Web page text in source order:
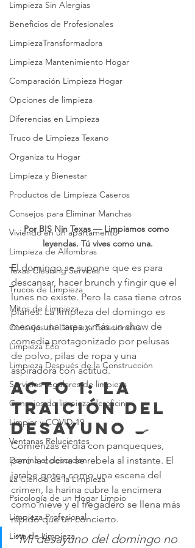
Limpieza Sin Alergias
Beneficios de Profesionales
LimpiezaTransformadora
Limpieza Mantenimiento Hogar
Comparación Limpieza Hogar
Opciones de limpieza
Diferencias en Limpieza
Truco de Limpieza Texano
Organiza tu Hogar
Limpieza y Bienestar
Productos de Limpieza Caseros
Consejos para Eliminar Manchas
Viviendo en un apartamento
Limpieza de Alfombras
Texas Cleaning Services
Trucos de Limpieza
Mitos de Limpieza
Consejos de Limpieza Estacionales
Limpieza Eco
Limpieza Después de la Construcción
Servicios regulares de limpieza
Consejos de limpieza de oficina
Limpiar y COVID-19
Ventanas Relucientes
Domina el desorden
La Ciencia de la Limpieza
Psicología de un Hogar Limpio
Limpieza Profesional
Lista de Limpieza
Por BIS Nin Texas — Limpiamos como
leyendas. Tú vives como una.
El domingo se supone que es para
descansar, hacer brunch y fingir que el
lunes no existe. Pero la casa tiene otros
planes. La limpieza del domingo es
menos una tarea y más un show de
comedia protagonizado por pelusas
de polvo, pilas de ropa y una
aspiradora con actitud.
Acto 1: La
traición del
desayuno 🍳
Comienzas el día con panqueques,
pero la cocina se rebela al instante. El
jarabe gotea como una escena del
crimen, la harina cubre la encimera
como nieve y el fregadero se llena más
rápido que un concierto.
“Mi desayuno del domingo no